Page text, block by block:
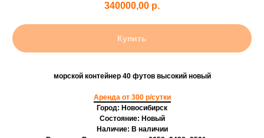
340000,00 р.
Купить
морской контейнер 40 футов высокий новый
Аренда от 300 р/сутки
Город: Новосибирск
Состояние: Новый
Наличие: В наличии